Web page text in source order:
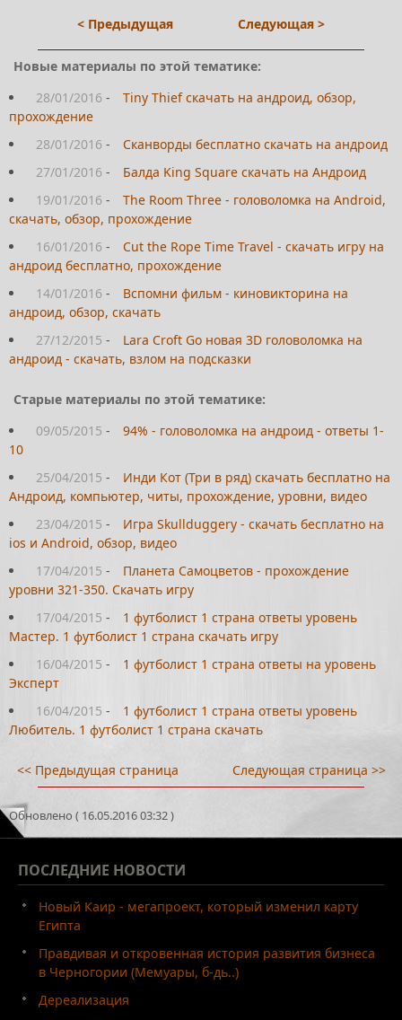
< Предыдущая Следующая >
Новые материалы по этой тематике:
28/01/2016 -
Tiny Thief скачать на андроид, обзор,
прохождение
28/01/2016 -
Сканворды бесплатно скачать на андроид
27/01/2016 -
Балда King Square скачать на Андроид
19/01/2016 -
The Room Three - головоломка на Android,
скачать, обзор, прохождение
16/01/2016 -
Cut the Rope Time Travel - скачать игру на
андроид бесплатно, прохождение
14/01/2016 -
Вспомни фильм - киновикторина на
андроид, обзор, скачать
27/12/2015 -
Lara Croft Go новая 3D головоломка на
андроид - скачать, взлом на подсказки
Старые материалы по этой тематике:
09/05/2015 -
94% - головоломка на андроид - ответы 1-
10
25/04/2015 -
Инди Кот (Три в ряд) скачать бесплатно на
Андроид, компьютер, читы, прохождение, уровни, видео
23/04/2015 -
Игра Skullduggery - скачать бесплатно на
ios и Android, обзор, видео
17/04/2015 -
Планета Самоцветов - прохождение
уровни 321-350. Скачать игру
17/04/2015 -
1 футболист 1 страна ответы уровень
Мастер. 1 футболист 1 страна скачать игру
16/04/2015 -
1 футболист 1 страна ответы на уровень
Эксперт
16/04/2015 -
1 футболист 1 страна ответы уровень
Любитель. 1 футболист 1 страна скачать
<< Предыдущая страница Следующая страница >>
Обновлено ( 16.05.2016 03:32 )
ПОСЛЕДНИЕ НОВОСТИ
Новый Каир - мегапроект, который изменил карту
Египта
Правдивая и откровенная история развития бизнеса
в Черногории (Мемуары, б-дь..)
Дереализация